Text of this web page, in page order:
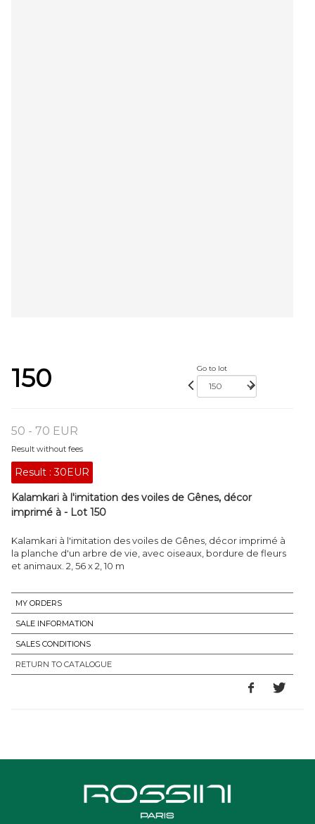
150 Go to lot
50 - 70 EUR
Result without fees
Result :30EUR
Kalamkari à l'imitation des voiles de Gênes, décor
imprimé à - Lot 150
Kalamkari à l'imitation des voiles de Gênes, décor imprimé à
la planche d'un arbre de vie, avec oiseaux, bordure de fleurs
et animaux. 2, 56 x 2, 10 m
MY ORDERS
SALE INFORMATION
SALES CONDITIONS
RETURN TO CATALOGUE